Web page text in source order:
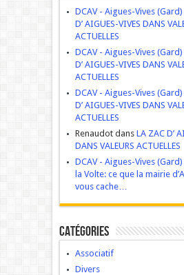
DCAV - Aigues-Vives (Gard)
D’ AIGUES-VIVES DANS
ACTUELLES
DCAV - Aigues-Vives (Gard)
D’ AIGUES-VIVES DANS
ACTUELLES
DCAV - Aigues-Vives (Gard)
D’ AIGUES-VIVES DANS
ACTUELLES
Renaudot dans LA ZAC D’
DANS VALEURS ACTUELLES
DCAV - Aigues-Vives (Gard)
la Volte: ce que la mairie
vous cache…
Catégories
Associatif
Divers